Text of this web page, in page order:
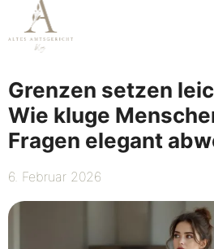
Inhalt
springen
Grenzen setzen
Wie kluge
Fragen elegant
6. Februar 2026